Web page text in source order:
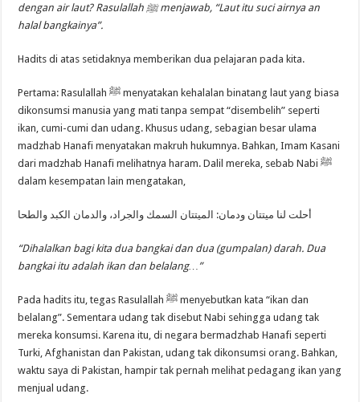
dengan air laut? Rasulallah ﷺ menjawab, “Laut itu suci airnya an
halal bangkainya”.
Hadits di atas setidaknya memberikan dua pelajaran pada kita.
Pertama: Rasulallah ﷺ menyatakan kehalalan binatang laut yang biasa
dikonsumsi manusia yang mati tanpa sempat “disembelih” seperti
ikan, cumi-cumi dan udang. Khusus udang, sebagian besar ulama
madzhab Hanafi menyatakan makruh hukumnya. Bahkan, Imam Kasani
dari madzhab Hanafi melihatnya haram. Dalil mereka, sebab Nabi ﷺ
dalam kesempatan lain mengatakan,
أحلت لنا ميتتان ودمان: الميتتان السمك والجراد، والدمان الكبد والطحا
“Dihalalkan bagi kita dua bangkai dan dua (gumpalan) darah. Dua
bangkai itu adalah ikan dan belalang…”
Pada hadits itu, tegas Rasulallah ﷺ menyebutkan kata “ikan dan
belalang”. Sementara udang tak disebut Nabi sehingga udang tak
mereka konsumsi. Karena itu, di negara bermadzhab Hanafi seperti
Turki, Afghanistan dan Pakistan, udang tak dikonsumsi orang. Bahkan,
waktu saya di Pakistan, hampir tak pernah melihat pedagang ikan yang
menjual udang.